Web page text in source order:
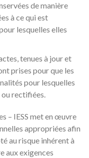
de manière
à ce qui est
lesquelles elles
tenues à jour et
prises pour que les
pour lesquelles
rectifiées.
– IESS met en œuvre
appropriées afin
au risque inhérent à
aux exigences